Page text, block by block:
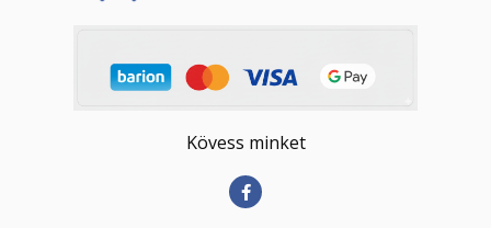
Kövess minket
F
a
c